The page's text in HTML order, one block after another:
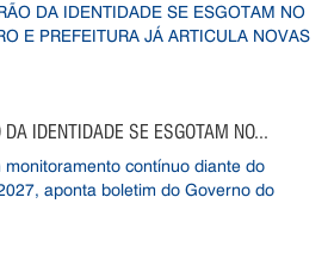
IDENTIDADE SE ESGOTAM NO...